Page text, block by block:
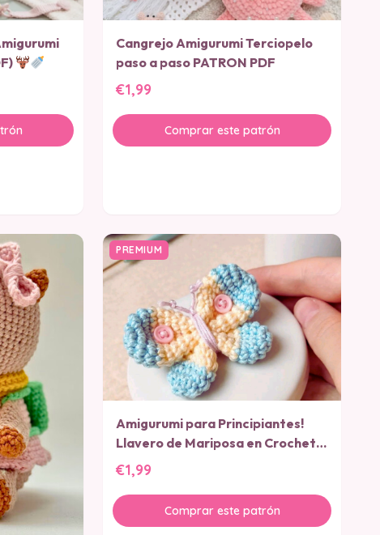
Cangrejo Amigurumi Terciopelo
paso a paso PATRON PDF
€1,99
Comprar este patrón
PREMIUM
Amigurumi para Principiantes!
Llavero de Mariposa en Crochet
PATRON PDF
€1,99
Comprar este patrón